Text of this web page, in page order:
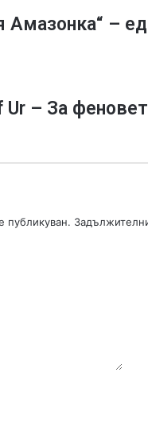
с
„
н
п
Амазонка“ –
Ur – За
публикуван.